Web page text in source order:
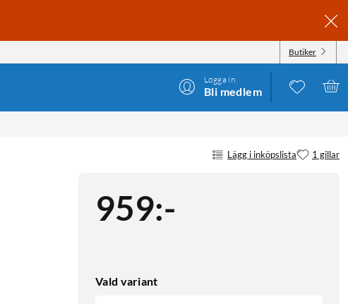
Butiker
Logga in
Bli medlem
Lägg i inköpslista 1 gillar
959:-
Vald variant